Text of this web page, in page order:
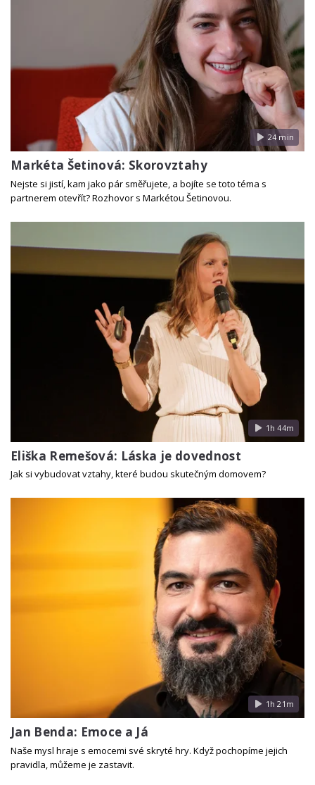
24 min
Markéta Šetinová: Skorovztahy
Nejste si jistí, kam jako pár směřujete, a bojíte se toto téma s
partnerem otevřít? Rozhovor s Markétou Šetinovou.
1h 44m
Eliška Remešová: Láska je dovednost
Jak si vybudovat vztahy, které budou skutečným domovem?
1h 21m
Jan Benda: Emoce a Já
Naše mysl hraje s emocemi své skryté hry. Když pochopíme jejich
pravidla, můžeme je zastavit.